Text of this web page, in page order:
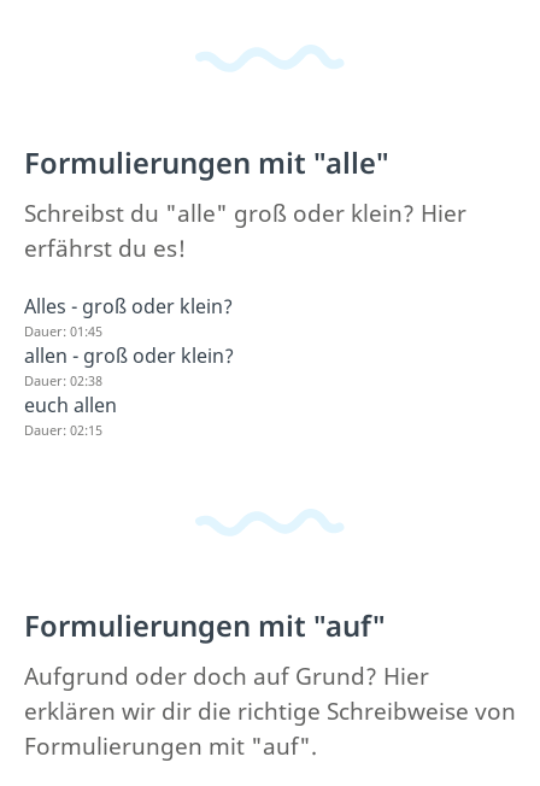
Formulierungen mit "alle"
Schreibst du "alle" groß oder klein? Hier
erfährst du es!
Alles - groß oder klein?
Dauer: 01:45
allen - groß oder klein?
Dauer: 02:38
euch allen
Dauer: 02:15
Formulierungen mit "auf"
Aufgrund oder doch auf Grund? Hier
erklären wir dir die richtige Schreibweise von
Formulierungen mit "auf".